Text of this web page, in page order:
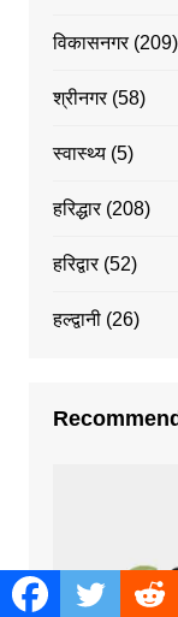
विकासनगर(209)
श्रीनगर(58)
स्वास्थ्य(5)
हरिद्धार(208)
हरिद्वार(52)
हल्द्वानी(26)